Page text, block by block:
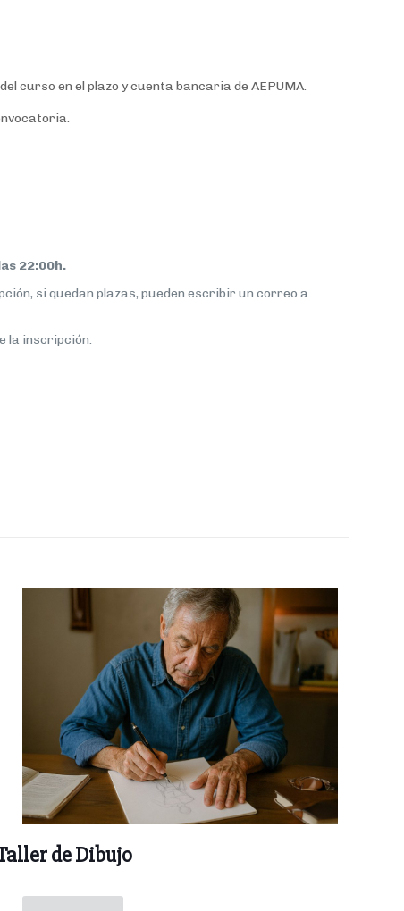
curso en el plazo y cuenta bancaria de AEPUMA.
22:00h.
si quedan plazas, pueden escribir un correo a
la inscripción.
de Dibujo